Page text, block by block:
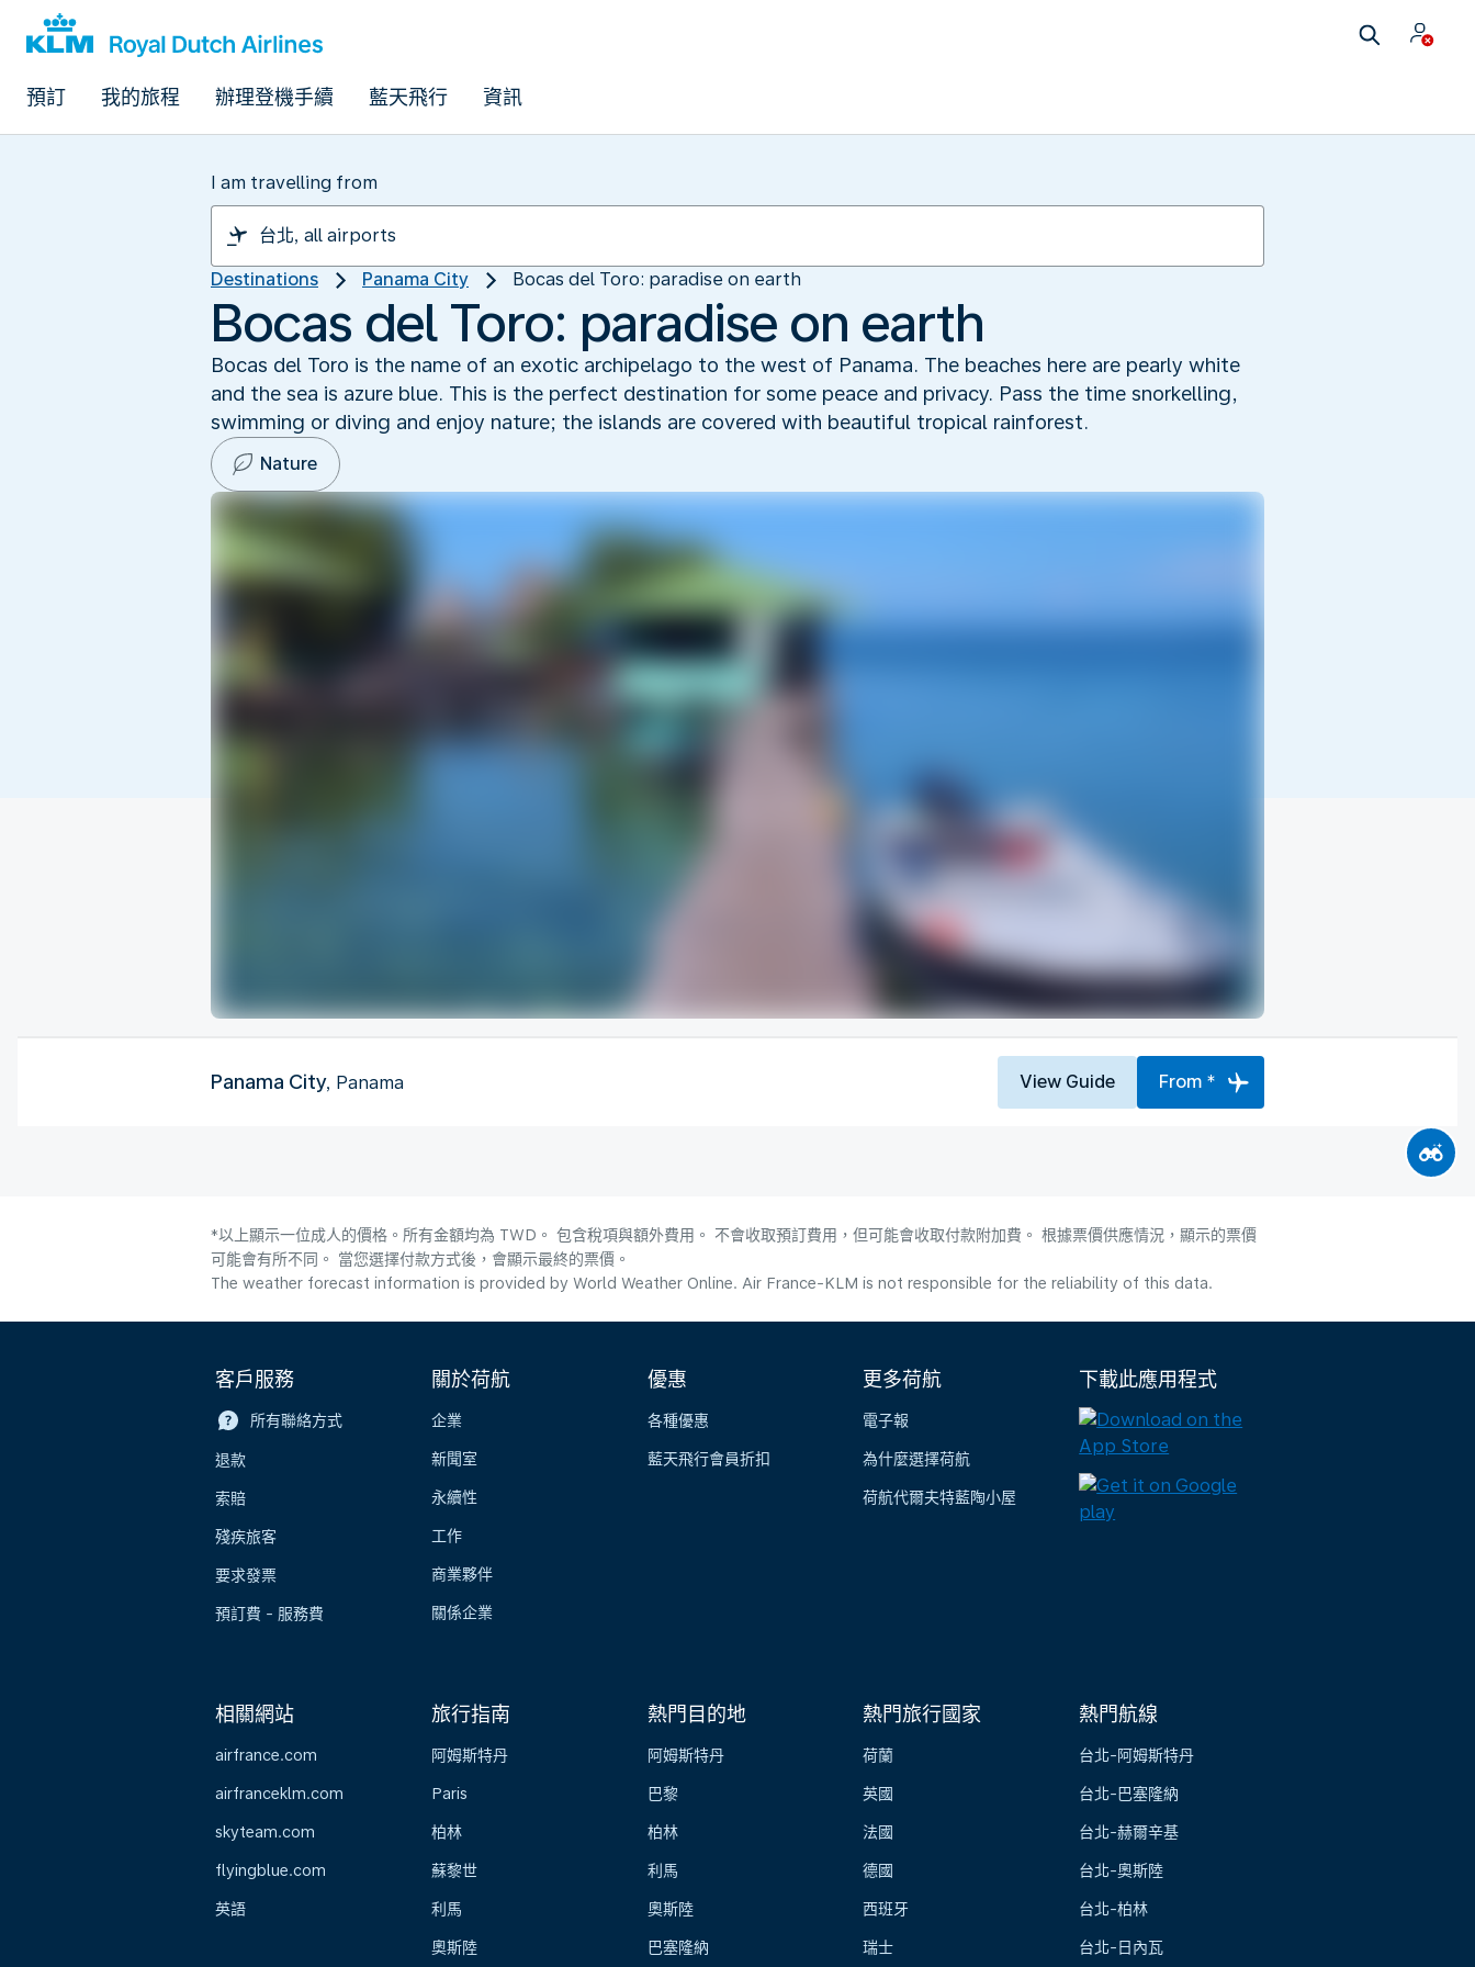
預訂 我的旅程 辦理登機手續 藍天飛行 資訊
I am travelling from
Destinations Panama City Bocas del Toro: paradise on earth
Bocas del Toro: paradise on earth
Bocas del Toro is the name of an exotic archipelago to the west of Panama. The beaches here are pearly white
and the sea is azure blue. This is the perfect destination for some peace and privacy. Pass the time snorkelling,
swimming or diving and enjoy nature; the islands are covered with beautiful tropical rainforest.
Nature
Panama City, Panama View Guide From *
*以上顯示一位成人的價格。所有金額均為 TWD。 包含稅項與額外費用。 不會收取預訂費用，但可能會收取付款附加費。 根據票價供應情況，顯示的票價
可能會有所不同。 當您選擇付款方式後，會顯示最終的票價。
The weather forecast information is provided by World Weather Online. Air France-KLM is not responsible for the reliability of this data.
客戶服務
所有聯絡方式
退款
索賠
殘疾旅客
要求發票
預訂費 - 服務費
關於荷航
企業
新聞室
永續性
工作
商業夥伴
關係企業
優惠
各種優惠
藍天飛行會員折扣
更多荷航
電子報
為什麼選擇荷航
荷航代爾夫特藍陶小屋
下載此應用程式
相關網站
airfrance.com
airfranceklm.com
skyteam.com
flyingblue.com
英語
旅行指南
阿姆斯特丹
Paris
柏林
蘇黎世
利馬
奧斯陸
熱門目的地
阿姆斯特丹
巴黎
柏林
利馬
奧斯陸
巴塞隆納
熱門旅行國家
荷蘭
英國
法國
德國
西班牙
瑞士
熱門航線
台北-阿姆斯特丹
台北-巴塞隆納
台北-赫爾辛基
台北-奧斯陸
台北-柏林
台北-日內瓦